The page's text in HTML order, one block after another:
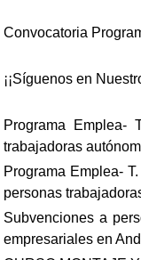
Convocatoria
¡¡Síguenos en
Programa Emplea-
trabajadoras
Programa Emplea-
personas
Subvenciones a
empresariales en